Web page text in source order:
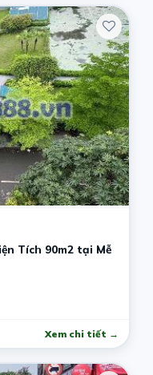
Tích 90m2 tại Mễ
Xem chi tiết →